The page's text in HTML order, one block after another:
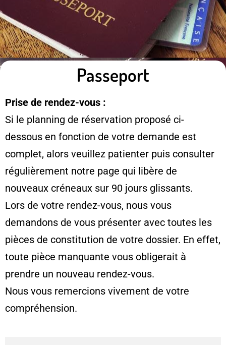
Passeport
Prise de rendez-vous :
Si le planning de réservation proposé ci-
dessous en fonction de votre demande est
complet, alors veuillez patienter puis consulter
régulièrement notre page qui libère de
nouveaux créneaux sur 90 jours glissants.
Lors de votre rendez-vous, nous vous
demandons de vous présenter avec toutes les
pièces de constitution de votre dossier. En effet,
toute pièce manquante vous obligerait à
prendre un nouveau rendez-vous.
Nous vous remercions vivement de votre
compréhension.